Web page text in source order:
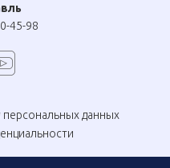
45-98
данных